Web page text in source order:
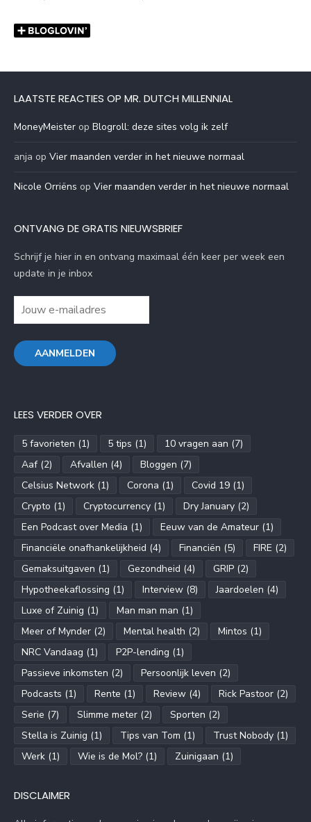
LAATSTE REACTIES OP MR. DUTCH MILLENNIAL
MoneyMeister op Blogroll: deze sites volg ik zelf
anja op Vier maanden verder in het nieuwe normaal
Nicole Orriëns op Vier maanden verder in het nieuwe normaal
ONTVANG DE GRATIS NIEUWSBRIEF
Schrijf je hier in en ontvang maximaal één keer per week een
update in je inbox
LEES VERDER OVER
5 favorieten (1) 5 tips (1) 10 vragen aan (7)
Aaf(2) Afvallen (4) Bloggen (7)
Celsius Network (1) Corona (1) Covid 19 (1)
Crypto (1) Cryptocurrency (1) Dry January (2)
Een Podcast over Media (1) Eeuw van de Amateur (1)
Financiële onafhankelijkheid (4) Financiën (5) FIRE (2)
Gemaksuitgaven (1) Gezondheid (4) GRIP (2)
Hypotheekaflossing (1) Interview (8) Jaardoelen (4)
Luxe of Zuinig (1) Man man man (1)
Meer of Mynder (2) Mental health (2) Mintos (1)
NRC Vandaag (1) P2P-lending (1)
Passieve inkomsten (2) Persoonlijk leven (2)
Podcasts (1) Rente (1) Review (4) Rick Pastoor (2)
Serie (7) Slimme meter (2) Sporten (2)
Stella is Zuinig (1) Tips van Tom (1) Trust Nobody (1)
Werk (1) Wie is de Mol? (1) Zuinigaan (1)
DISCLAIMER